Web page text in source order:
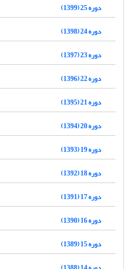
دوره 25 (1399)
دوره 24 (1398)
دوره 23 (1397)
دوره 22 (1396)
دوره 21 (1395)
دوره 20 (1394)
دوره 19 (1393)
دوره 18 (1392)
دوره 17 (1391)
دوره 16 (1390)
دوره 15 (1389)